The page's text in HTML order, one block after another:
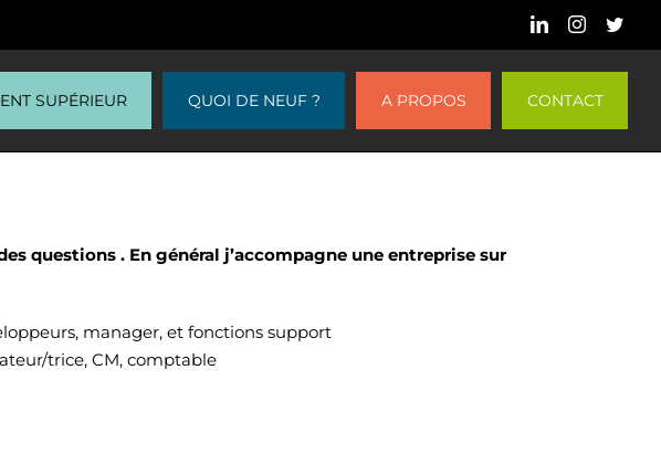
LinkedInInstagram
SUPÉRIEUR QUOI DE NEUF ? A PROPOS CONTACT
questions . En général j’accompagne une entreprise sur
manager, et fonctions support
trice, CM, comptable